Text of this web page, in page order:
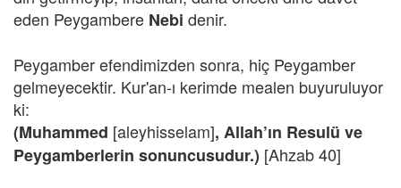
eden Peygambere Nebi denir.
Peygamber efendimizden sonra, hiç Peygamber
gelmeyecektir. Kur'an-ı kerimde mealen buyuruluyor
ki:
(Muhammed [aleyhisselam], Allah’ın Resulü ve
Peygamberlerin sonuncusudur.) [Ahzab 40]